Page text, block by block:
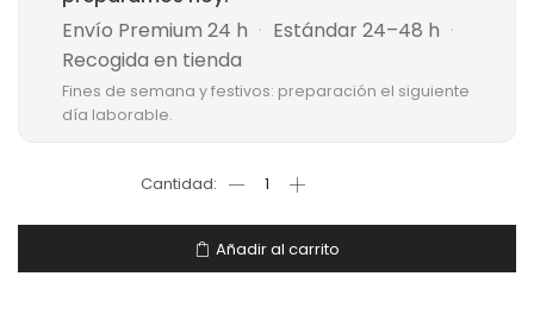
Envío Premium 24 h · Estándar 24–48 h ·
Recogida en tienda
Fines de semana y festivos: preparación el siguiente
día laborable.
Añadir al carrito